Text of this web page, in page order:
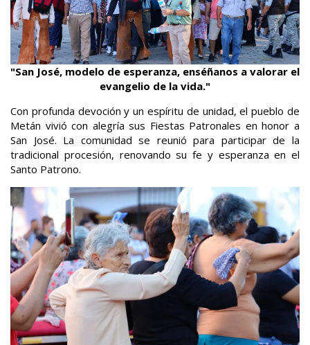
"San José, modelo de esperanza, enséñanos a valorar el
evangelio de la vida."
Con profunda devoción y un espíritu de unidad, el pueblo de
Metán vivió con alegría sus Fiestas Patronales en honor a
San José. La comunidad se reunió para participar de la
tradicional procesión, renovando su fe y esperanza en el
Santo Patrono.